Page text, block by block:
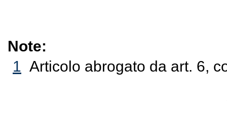
Note:
1 Articolo abrogato da art. 6,